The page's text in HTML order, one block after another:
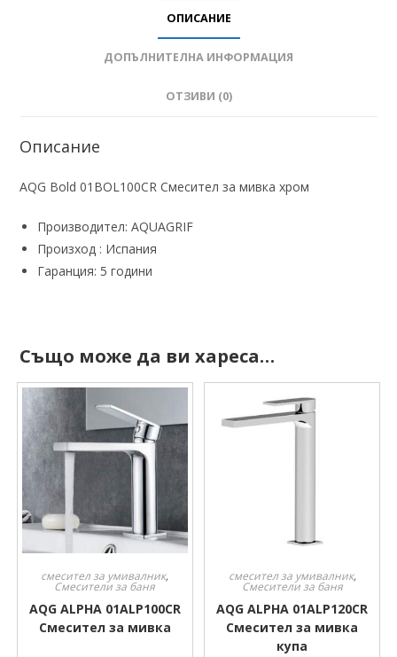
ОПИСАНИЕ
ДОПЪЛНИТЕЛНА ИНФОРМАЦИЯ
ОТЗИВИ (0)
Описание
AQG Bold 01BOL100CR Смесител за мивка хром
Производител: AQUAGRIF
Произход : Испания
Гаранция: 5 години
Също може да ви хареса…
смесител за умивалник,
Смесители за баня
AQG ALPHA 01ALP100CR
Смесител за мивка
смесител за умивалник,
Смесители за баня
AQG ALPHA 01ALP120CR
Смесител за мивка
купа